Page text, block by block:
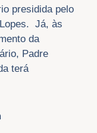
presidida pelo
Já, às
da
Padre
terá